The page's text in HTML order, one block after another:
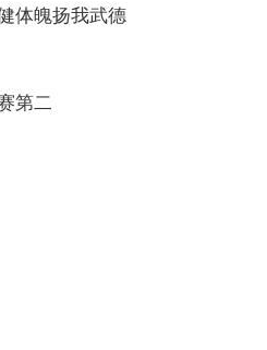
魄扬我武德
第二